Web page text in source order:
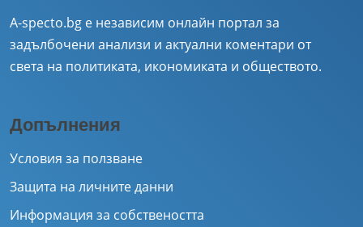
A-specto.bg е независим онлайн портал за
задълбочени анализи и актуални коментари от
света на политиката, икономиката и обществото.
Допълнения
Условия за ползване
Защита на личните данни
Информация за собствеността